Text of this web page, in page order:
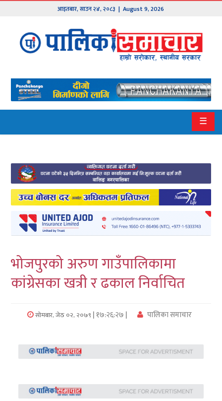
आइतबार,साउन२४,२०८३ | August 9, 2026
मुख्य
समाचार
हाम्रो
पालिका
१
२
बागमती
गण्डकी
कर्णाली
सुदुरपश्चिम
प्रदेश/
समाचार
फोटो
☰
भोजपुरको अरुण गाउँपालिकामा
कांग्रेसका खत्री र ढकाल निर्वाचित
सोमबार, जेठ ०२, २०७९ | १७:२६:२७ | पालिका समाचार